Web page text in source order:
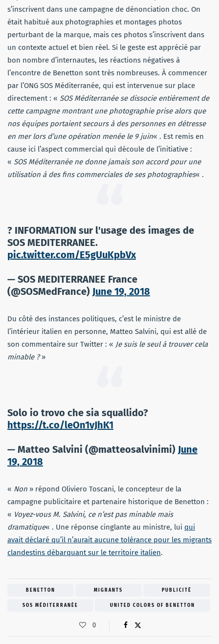
s’inscrivent dans une campagne de dénonciation choc. On
était habitué aux photographies et montages photos
perturbant de la marque, mais ces photos s’inscrivent dans
un contexte actuel et bien réel. Si le geste est apprécié par
bon nombre d’internautes, les réactions négatives à
l’encontre de Benetton sont très nombreuses. À commencer
par l’ONG SOS Méditerranée, qui est intervenue sur place
directement : « SOS Méditerranée se dissocie entièrement de
cette campagne montrant une photographie prise alors que
nos équipes portaient secours à des personnes en détresse
en mer lors d’une opération menée le 9 juin« . Est remis en
cause ici l’aspect commercial qui découle de l’initiative :
« SOS Méditerranée ne donne jamais son accord pour une
utilisation à des fins commerciales de ses photographies« .
? INFORMATION sur l'usage des images de
SOS MEDITERRANEE.
pic.twitter.com/E5gUuKpbVx
— SOS MEDITERRANEE France
(@SOSMedFrance) June 19, 2018
Du côté des instances politiques, c’est le ministre de
l’intérieur italien en personne, Matteo Salvini, qui est allé de
son commentaire sur Twitter : « Je suis le seul à trouver cela
minable ?»
Solo io trovo che sia squallido?
https://t.co/leOn1vJhK1
— Matteo Salvini (@matteosalvinimi) June
19, 2018
« Non » répond Oliviero Toscani, le concepteur de la
campagne publicitaire et partenaire historique de Benetton :
« Voyez-vous M. Salvini, ce n’est pas minable mais
dramatique« . Une réponse cinglante au ministre, lui qui
avait déclaré qu’il n’aurait aucune tolérance pour les migrants
clandestins débarquant sur le territoire italien.
BENETTON MIGRANTS PUBLICITÉ
SOS MÉDITERRANÉE UNITED COLORS OF BENETTON
0